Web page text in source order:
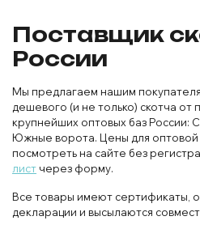
Поставщик
России
Мы предлагаем нашим
дешевого (и не только) скотча от
крупнейших оптовых баз России:
Южные ворота. Цены для оптовой
посмотреть на сайте без
лист через форму.
Все товары имеют сертификаты,
декларации и высылаются